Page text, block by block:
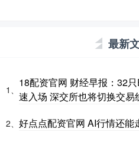
最新
1、
18配资官网 财经早报：32
速入场 深交所也将切换交易
2、 好点点配资官网 AI行情还